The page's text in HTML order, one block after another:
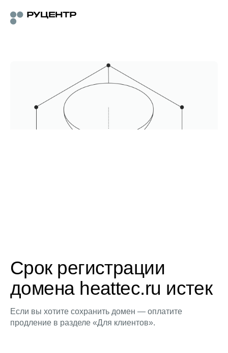
Срок регистрации
домена heattec.ru истек
Если вы хотите сохранить домен — оплатите
продление в разделе «Для клиентов».